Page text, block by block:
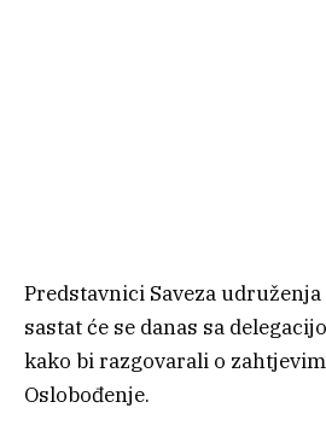
Predstavnici Saveza
sastat će se danas sa
kako bi razgovarali o
Oslobođenje.